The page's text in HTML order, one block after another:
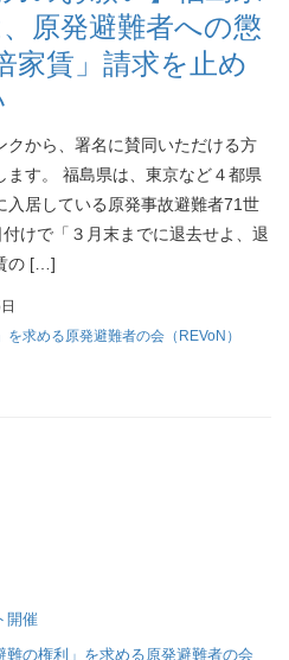
原発避難者への懲
家賃」請求を止め
クから、署名に賛同いただける方
ます。 福島県は、東京など４都県
入居している原発事故避難者71世
けで「３月末までに退去せよ、退
の […]
を求める原発避難者の会（REVoN）
開催
の権利」を求める原発避難者の会